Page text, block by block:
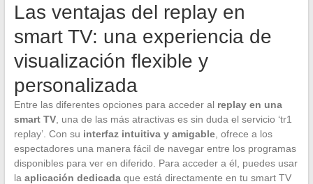
Las ventajas del replay en
smart TV: una experiencia de
visualización flexible y
personalizada
Entre las diferentes opciones para acceder al replay en una
smart TV, una de las más atractivas es sin duda el servicio ‘tr1
replay’. Con su interfaz intuitiva y amigable, ofrece a los
espectadores una manera fácil de navegar entre los programas
disponibles para ver en diferido. Para acceder a él, puedes usar
la aplicación dedicadaque está directamente en tu smart TV